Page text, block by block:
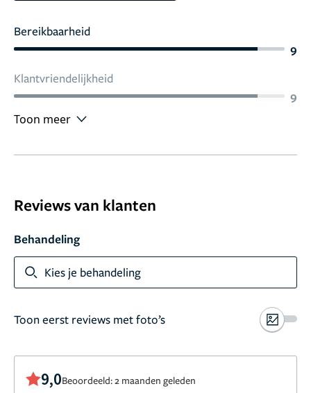
Bereikbaarheid
9
Klantvriendelijkheid
9
Toon meer
Reviews van klanten
Behandeling
Kies je behandeling
Toon eerst reviews met foto’s
9,0Beoordeeld: 2 maanden geleden